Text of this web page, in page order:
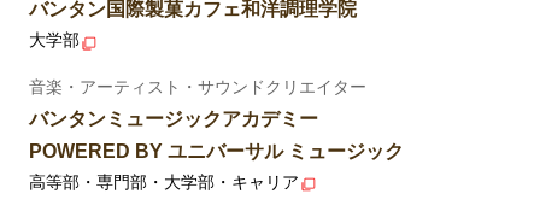
バンタン国際製菓カフェ和洋調理学院
大学部
音楽・アーティスト・サウンドクリエイター
バンタンミュージックアカデミー
POWERED BY ユニバーサル ミュージック
高等部・専門部・大学部・キャリア